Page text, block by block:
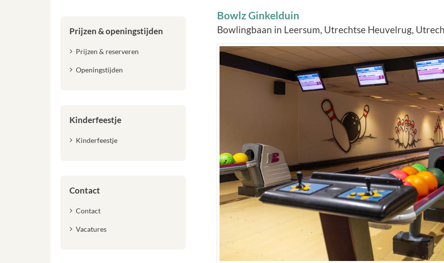
Bowlz Ginkelduin
Bowlingbaan in Leersum, Utrechtse Heuvelrug,
Prijzen & openingstijden
Prijzen & reserveren
Openingstijden
Kinderfeestje
Kinderfeestje
Contact
Contact
Vacatures